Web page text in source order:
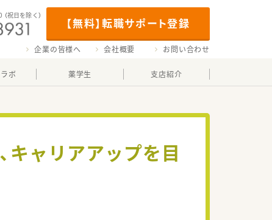
【無料】転職サポート登録
（祝日を除く）
企業の皆様へ 会社概要 お問い合わせ
ボ 薬学生 支店紹介
キャリアアップを目